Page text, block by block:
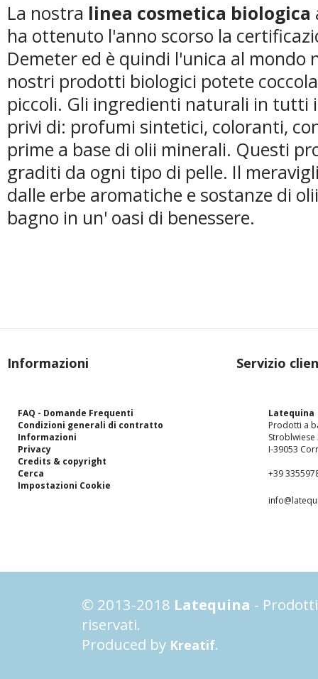
La nostra linea cosmetica biologica
ha ottenuto l'anno scorso la
Demeter ed è quindi l'unica al mondo
nostri prodotti biologici potete
piccoli. Gli ingredienti naturali in tutti
privi di: profumi sintetici, coloranti,
prime a base di olii minerali. Questi
graditi da ogni tipo di pelle. Il
dalle erbe aromatiche e sostanze di
bagno in un' oasi di benessere.
Informazioni
FAQ - Domande Frequenti
Condizioni generali di contratto
Informazioni
Privacy
Credits & copyright
Cerca
Impostazioni Cookie
Servizio
Latequina
Prodotti a
Stroblwiese
I-39053
+39
© 2013-2018 Latequina -
riservati.
Produced by Kreatif.